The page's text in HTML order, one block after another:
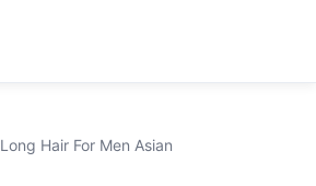
Long Hair For Men Asian